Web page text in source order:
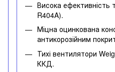
Висока ефективність
R404A).
Міцна оцинкована
антикорозійним
Тихі вентилятори
ККД.